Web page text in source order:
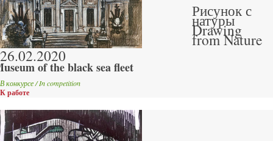
26.02.2020
of the black sea fleet
В конкурсе / In competition
К работе
Рисунок с
натуры
Drawing
from Nature